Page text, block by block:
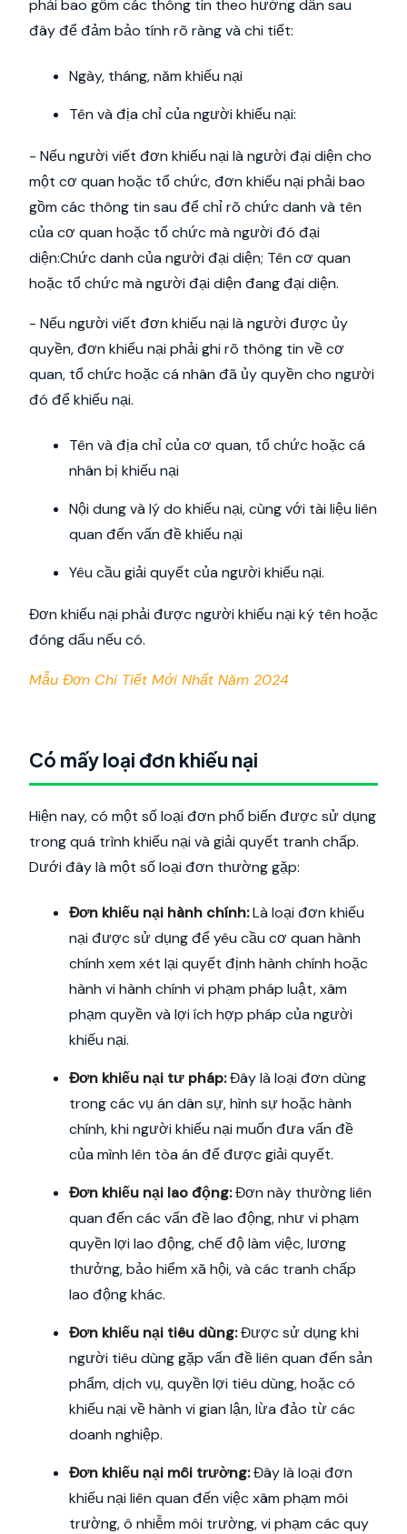
phải bao gồm các thông tin theo hướng dẫn sau
đây để đảm bảo tính rõ ràng và chi tiết:
Ngày, tháng, năm khiếu nại
Tên và địa chỉ của người khiếu nại:
- Nếu người viết đơn khiếu nại là người đại diện cho
một cơ quan hoặc tổ chức, đơn khiếu nại phải bao
gồm các thông tin sau để chỉ rõ chức danh và tên
của cơ quan hoặc tổ chức mà người đó đại
diện:Chức danh của người đại diện; Tên cơ quan
hoặc tổ chức mà người đại diện đang đại diện.
- Nếu người viết đơn khiếu nại là người được ủy
quyền, đơn khiếu nại phải ghi rõ thông tin về cơ
quan, tổ chức hoặc cá nhân đã ủy quyền cho người
đó để khiếu nại.
Tên và địa chỉ của cơ quan, tổ chức hoặc cá
nhân bị khiếu nại
Nội dung và lý do khiếu nại, cùng với tài liệu liên
quan đến vấn đề khiếu nại
Yêu cầu giải quyết của người khiếu nại.
Đơn khiếu nại phải được người khiếu nại ký tên hoặc
đóng dấu nếu có.
Mẫu Đơn Chi Tiết Mới Nhất Năm 2024
Có mấy loại đơn khiếu nại
Hiện nay, có một số loại đơn phổ biến được sử dụng
trong quá trình khiếu nại và giải quyết tranh chấp.
Dưới đây là một số loại đơn thường gặp:
Đơn khiếu nại hành chính:Là loại đơn khiếu
nại được sử dụng để yêu cầu cơ quan hành
chính xem xét lại quyết định hành chính hoặc
hành vi hành chính vi phạm pháp luật, xâm
phạm quyền và lợi ích hợp pháp của người
khiếu nại.
Đơn khiếu nại tư pháp:Đây là loại đơn dùng
trong các vụ án dân sự, hình sự hoặc hành
chính, khi người khiếu nại muốn đưa vấn đề
của mình lên tòa án để được giải quyết.
Đơn khiếu nại lao động:Đơn này thường liên
quan đến các vấn đề lao động, như vi phạm
quyền lợi lao động, chế độ làm việc, lương
thưởng, bảo hiểm xã hội, và các tranh chấp
lao động khác.
Đơn khiếu nại tiêu dùng:Được sử dụng khi
người tiêu dùng gặp vấn đề liên quan đến sản
phẩm, dịch vụ, quyền lợi tiêu dùng, hoặc có
khiếu nại về hành vi gian lận, lừa đảo từ các
doanh nghiệp.
Đơn khiếu nại môi trường:Đây là loại đơn
khiếu nại liên quan đến việc xâm phạm môi
trường, ô nhiễm môi trường, vi phạm các quy